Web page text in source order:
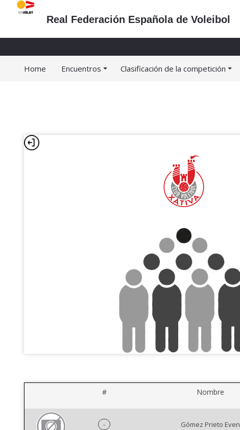
Real Federación Española de Voleibol
Home Encuentros Clasificación de la competición
# Nombre
-
Gómez Prieto Even